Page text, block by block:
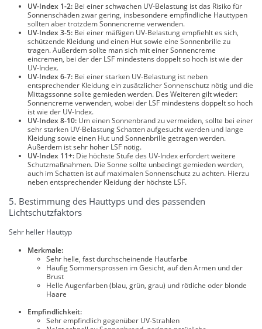
UV-Index 1-2: Bei einer schwachen UV-Belastung ist das Risiko für
Sonnenschäden zwar gering, insbesondere empfindliche Hauttypen
sollten aber trotzdem Sonnencreme verwenden.
UV-Index 3-5: Bei einer mäßigen UV-Belastung empfiehlt es sich,
schützende Kleidung und einen Hut sowie eine Sonnenbrille zu
tragen. Außerdem sollte man sich mit einer Sonnencreme
eincremen, bei der der LSF mindestens doppelt so hoch ist wie der
UV-Index.
UV-Index 6-7: Bei einer starken UV-Belastung ist neben
entsprechender Kleidung ein zusätzlicher Sonnenschutz nötig und die
Mittagssonne sollte gemieden werden. Des Weiteren gilt wieder:
Sonnencreme verwenden, wobei der LSF mindestens doppelt so hoch
ist wie der UV-Index.
UV-Index 8-10: Um einen Sonnenbrand zu vermeiden, sollte bei einer
sehr starken UV-Belastung Schatten aufgesucht werden und lange
Kleidung sowie einen Hut und Sonnenbrille getragen werden.
Außerdem ist sehr hoher LSF nötig.
UV-Index 11+: Die höchste Stufe des UV-Index erfordert weitere
Schutzmaßnahmen. Die Sonne sollte unbedingt gemieden werden,
auch im Schatten ist auf maximalen Sonnenschutz zu achten. Hierzu
neben entsprechender Kleidung der höchste LSF.
5. Bestimmung des Hauttyps und des passenden
Lichtschutzfaktors
Sehr heller Hauttyp
Merkmale:
Sehr helle, fast durchscheinende Hautfarbe
Häufig Sommersprossen im Gesicht, auf den Armen und der
Brust
Helle Augenfarben (blau, grün, grau) und rötliche oder blonde
Haare
Empfindlichkeit:
Sehr empfindlich gegenüber UV-Strahlen